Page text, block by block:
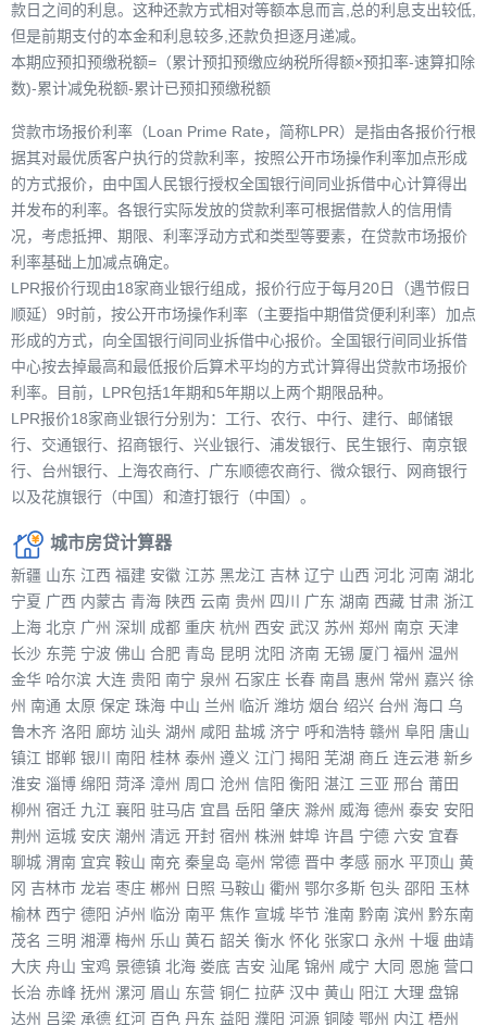
款日之间的利息。这种还款方式相对等额本息而言,总的利息支出较低,
但是前期支付的本金和利息较多,还款负担逐月递减。
本期应预扣预缴税额=（累计预扣预缴应纳税所得额×预扣率-速算扣除
数)-累计减免税额-累计已预扣预缴税额
贷款市场报价利率（Loan Prime Rate，简称LPR）是指由各报价行根
据其对最优质客户执行的贷款利率，按照公开市场操作利率加点形成
的方式报价，由中国人民银行授权全国银行间同业拆借中心计算得出
并发布的利率。各银行实际发放的贷款利率可根据借款人的信用情
况，考虑抵押、期限、利率浮动方式和类型等要素，在贷款市场报价
利率基础上加减点确定。
LPR报价行现由18家商业银行组成，报价行应于每月20日（遇节假日
顺延）9时前，按公开市场操作利率（主要指中期借贷便利利率）加点
形成的方式，向全国银行间同业拆借中心报价。全国银行间同业拆借
中心按去掉最高和最低报价后算术平均的方式计算得出贷款市场报价
利率。目前，LPR包括1年期和5年期以上两个期限品种。
LPR报价18家商业银行分别为：工行、农行、中行、建行、邮储银
行、交通银行、招商银行、兴业银行、浦发银行、民生银行、南京银
行、台州银行、上海农商行、广东顺德农商行、微众银行、网商银行
以及花旗银行（中国）和渣打银行（中国）。
城市房贷计算器
新疆 山东 江西 福建 安徽 江苏 黑龙江 吉林 辽宁 山西 河北 河南 湖北
宁夏 广西 内蒙古 青海 陕西 云南 贵州 四川 广东 湖南 西藏 甘肃 浙江
上海 北京 广州 深圳 成都 重庆 杭州 西安 武汉 苏州 郑州 南京 天津
长沙 东莞 宁波 佛山 合肥 青岛 昆明 沈阳 济南 无锡 厦门 福州 温州
金华 哈尔滨 大连 贵阳 南宁 泉州 石家庄 长春 南昌 惠州 常州 嘉兴 徐
州 南通 太原 保定 珠海 中山 兰州 临沂 潍坊 烟台 绍兴 台州 海口 乌
鲁木齐 洛阳 廊坊 汕头 湖州 咸阳 盐城 济宁 呼和浩特 赣州 阜阳 唐山
镇江 邯郸 银川 南阳 桂林 泰州 遵义 江门 揭阳 芜湖 商丘 连云港 新乡
淮安 淄博 绵阳 菏泽 漳州 周口 沧州 信阳 衡阳 湛江 三亚 邢台 莆田
柳州 宿迁 九江 襄阳 驻马店 宜昌 岳阳 肇庆 滁州 威海 德州 泰安 安阳
荆州 运城 安庆 潮州 清远 开封 宿州 株洲 蚌埠 许昌 宁德 六安 宜春
聊城 渭南 宜宾 鞍山 南充 秦皇岛 亳州 常德 晋中 孝感 丽水 平顶山 黄
冈 吉林市 龙岩 枣庄 郴州 日照 马鞍山 衢州 鄂尔多斯 包头 邵阳 玉林
榆林 西宁 德阳 泸州 临汾 南平 焦作 宣城 毕节 淮南 黔南 滨州 黔东南
茂名 三明 湘潭 梅州 乐山 黄石 韶关 衡水 怀化 张家口 永州 十堰 曲靖
大庆 舟山 宝鸡 景德镇 北海 娄底 吉安 汕尾 锦州 咸宁 大同 恩施 营口
长治 赤峰 抚州 漯河 眉山 东营 铜仁 拉萨 汉中 黄山 阳江 大理 盘锦
达州 吕梁 承德 红河 百色 丹东 益阳 濮阳 河源 铜陵 鄂州 内江 梧州